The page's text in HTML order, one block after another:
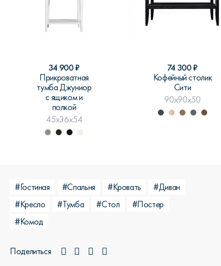
34 900₽
Прикроватная
тумба Джуниор
с ящиком и
полкой
45x36x54
74 300₽
Кофейный столик
Сити
90x90x50
#Гостиная #Спальня #Кровать
#Диван
#Кресло
#Тумба #Стол
#Постер
#Комод
Поделиться